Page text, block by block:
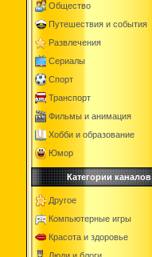
Общество
Путешествия и события
Развлечения
Сериалы
Спорт
Транспорт
Фильмы и анимация
Хобби и образование
Юмор
Категории каналов
Другое
Компьютерные игры
Красота и здоровье